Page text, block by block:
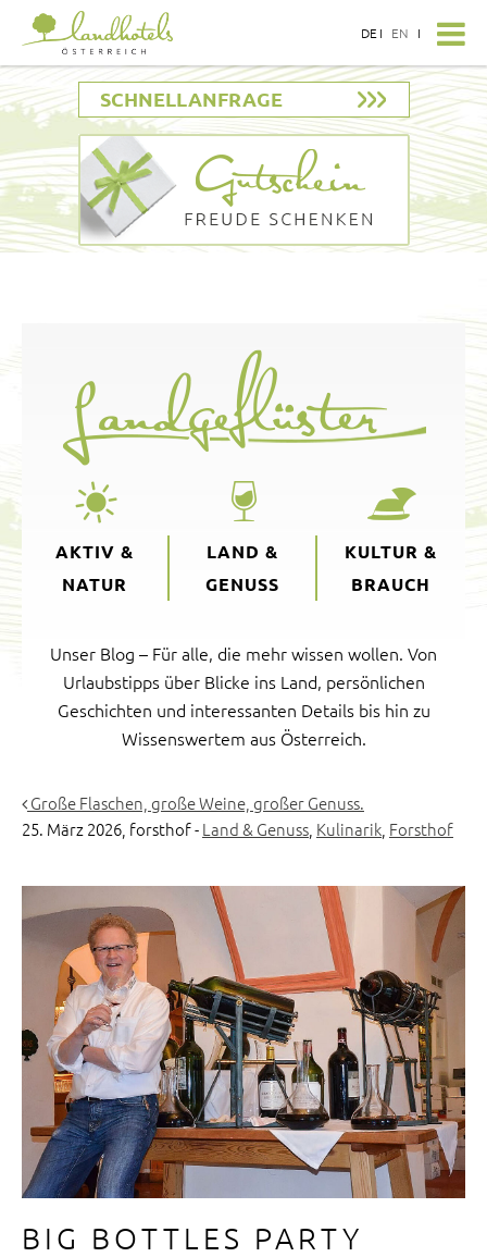
SCHNELLANFRAGE
AKTIV &
NATUR
LAND &
GENUSS
KULTUR &
BRAUCH
Unser Blog – Für alle, die mehr wissen wollen. Von
Urlaubstipps über Blicke ins Land, persönlichen
Geschichten und interessanten Details bis hin zu
Wissenswertem aus Österreich.
Große Flaschen, große Weine, großer Genuss.
25. März 2026, forsthof-Land & Genuss Kulinarik Forsthof
BIG BOTTLES PARTY
DE I EN I